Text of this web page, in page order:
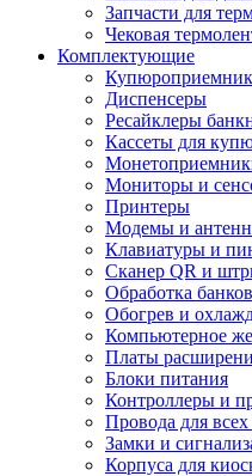
Запчасти для
Чековая
Комплектующие
Диспенсеры
Ресайклеры
Кассеты для
Мониторы и
Принтеры
Модемы и
Клавиатуры и
Сканер QR и
Обработка
Обогрев и
Компьютерное
Платы
Блоки питания
Контроллеры и
Провода для всех
Замки и
Корпуса для